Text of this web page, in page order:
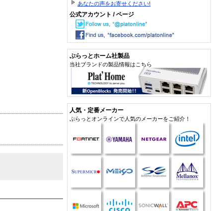
あなたの声をお寄せください!
公式アカウント / ページ
ぷらっとホーム社製品
当社ブランドの製品情報はこちら
人気・定番メーカー
ぷらっとオンラインで人気のメーカーをご紹介！